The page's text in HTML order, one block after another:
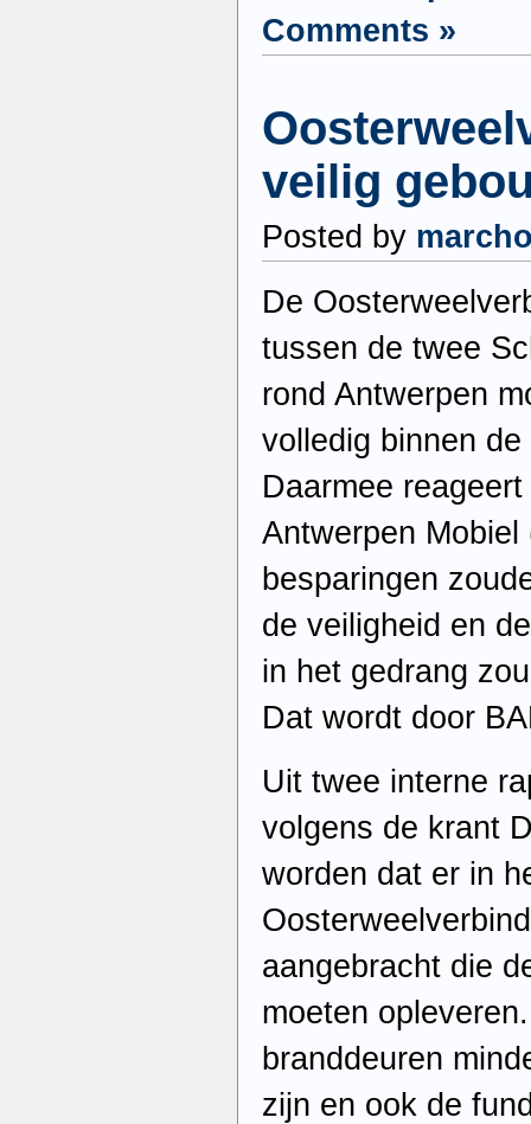
Comments »
veilig
Posted by
De
tussen de twee
rond Antwerpen
volledig binnen
Daarmee
Antwerpen
besparingen
de veiligheid en
in het gedrang
Dat wordt door
Uit twee interne
volgens de krant
worden dat er in
aangebracht die
moeten
branddeuren
zijn en ook de